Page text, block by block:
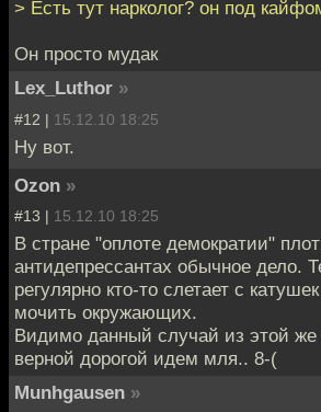
> Есть тут нарколог? он под
Он просто мудак
Lex_Luthor »
#12 | 15.12.10 18:25
Ну вот.
Ozon »
#13 | 15.12.10 18:25
В стране "оплоте демократии"
антидепрессантах обычное дело.
регулярно кто-то слетает с
мочить окружающих.
Видимо данный случай из этой же
верной дорогой идем мля.. 8-(
Munhgausen »